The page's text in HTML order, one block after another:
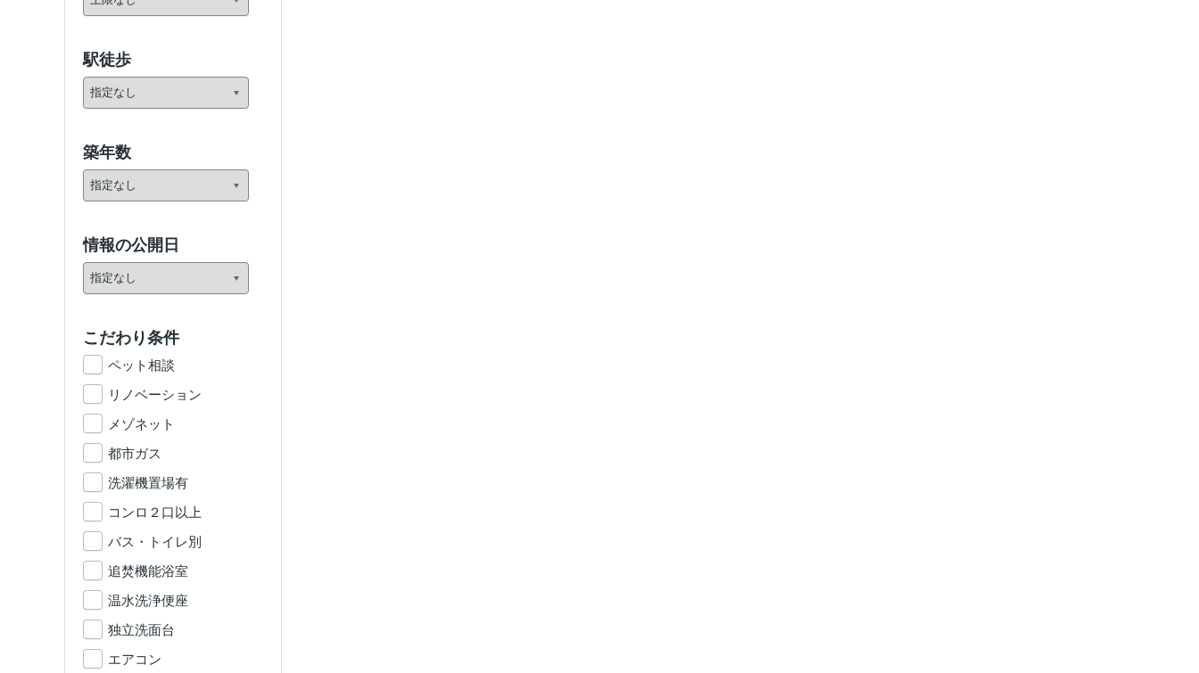
駅徒歩
築年数
情報の公開日
こだわり条件
ペット相談
リノベーション
メゾネット
都市ガス
洗濯機置場有
コンロ２口以上
バス・トイレ別
追焚機能浴室
温水洗浄便座
独立洗面台
エアコン